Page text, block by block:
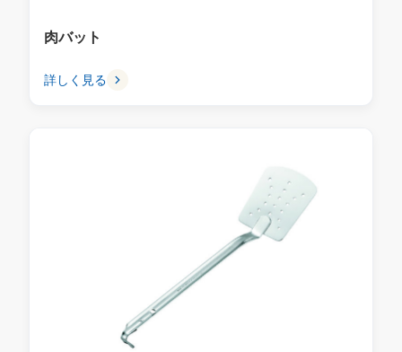
肉バット
詳しく見る